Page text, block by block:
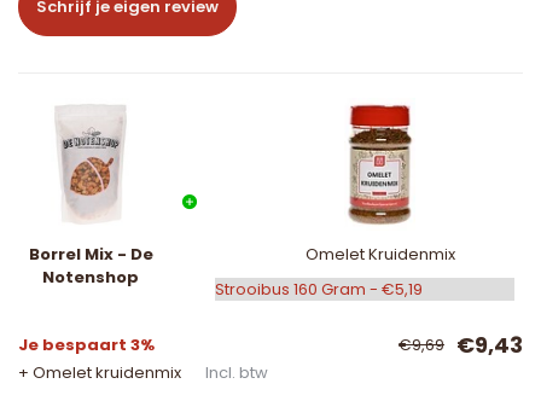
Schrijf je eigen review
Borrel Mix - De
Notenshop
Omelet Kruidenmix
Je bespaart 3% €9,69 €9,43
+ Omelet kruidenmix Incl. btw